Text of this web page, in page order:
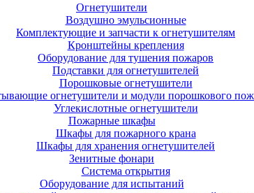
Огнетушители
Воздушно эмульсионные
Комплектующие и запчасти к огнетушителям
Кронштейны крепления
Оборудование для тушения пожаров
Подставки для огнетушителей
Порошковые огнетушители
огнетушители и модули порошкового
Углекислотные огнетушители
Пожарные шкафы
Шкафы для пожарного крана
Шкафы для хранения огнетушителей
Зенитные фонари
Система открытия
Оборудование для испытаний